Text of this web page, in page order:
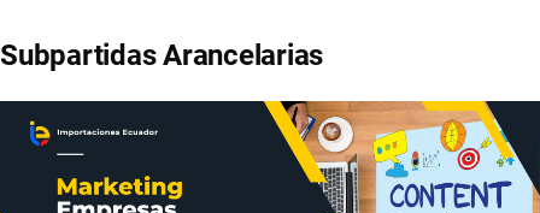
Subpartidas Arancelarias